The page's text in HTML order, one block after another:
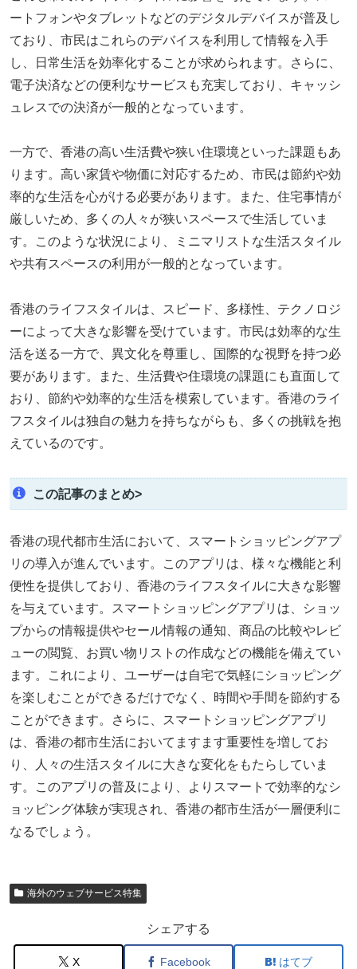
ートフォンやタブレットなどのデジタルデバイスが普及し
ており、市民はこれらのデバイスを利用して情報を入手
し、日常生活を効率化することが求められます。さらに、
電子決済などの便利なサービスも充実しており、キャッシ
ュレスでの決済が一般的となっています。
一方で、香港の高い生活費や狭い住環境といった課題もあ
ります。高い家賃や物価に対応するため、市民は節約や効
率的な生活を心がける必要があります。また、住宅事情が
厳しいため、多くの人々が狭いスペースで生活していま
す。このような状況により、ミニマリストな生活スタイル
や共有スペースの利用が一般的となっています。
香港のライフスタイルは、スピード、多様性、テクノロジ
ーによって大きな影響を受けています。市民は効率的な生
活を送る一方で、異文化を尊重し、国際的な視野を持つ必
要があります。また、生活費や住環境の課題にも直面して
おり、節約や効率的な生活を模索しています。香港のライ
フスタイルは独自の魅力を持ちながらも、多くの挑戦を抱
えているのです。
この記事のまとめ>
香港の現代都市生活において、スマートショッピングアプ
リの導入が進んでいます。このアプリは、様々な機能と利
便性を提供しており、香港のライフスタイルに大きな影響
を与えています。スマートショッピングアプリは、ショッ
プからの情報提供やセール情報の通知、商品の比較やレビ
ューの閲覧、お買い物リストの作成などの機能を備えてい
ます。これにより、ユーザーは自宅で気軽にショッピング
を楽しむことができるだけでなく、時間や手間を節約する
ことができます。さらに、スマートショッピングアプリ
は、香港の都市生活においてますます重要性を増してお
り、人々の生活スタイルに大きな変化をもたらしていま
す。このアプリの普及により、よりスマートで効率的なシ
ョッピング体験が実現され、香港の都市生活が一層便利に
なるでしょう。
海外のウェブサービス特集
シェアする
X Facebook はてブ